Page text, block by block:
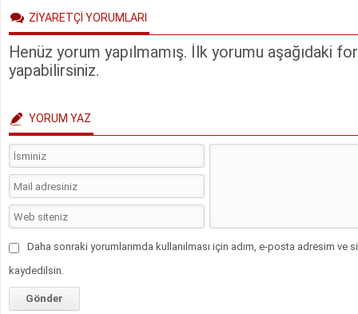
ZİYARETÇİ YORUMLARI
Henüz yorum yapılmamış. İlk yorumu aşağıdaki
yapabilirsiniz.
YORUM YAZ
Daha sonraki yorumlarımda kullanılması için adım, e-posta adresim ve
kaydedilsin.